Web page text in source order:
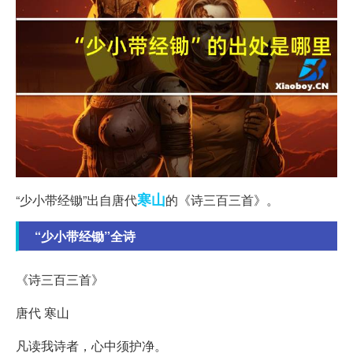
“少小带经锄”出自唐代寒山的《诗三百三首》。
“少小带经锄”全诗
《诗三百三首》
唐代 寒山
凡读我诗者，心中须护净。